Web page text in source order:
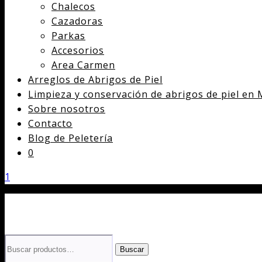
Chalecos
Cazadoras
Parkas
Accesorios
Area Carmen
Arreglos de Abrigos de Piel
Limpieza y conservación de abrigos de piel en
Sobre nosotros
Contacto
Blog de Peletería
0
1
por:
Buscar